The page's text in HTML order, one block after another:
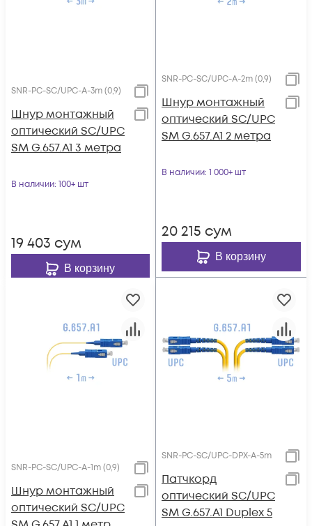
SNR-PC-SC/UPC-A-3m (0,9)
Шнур монтажный
оптический SC/UPC
SM G.657.A1 3 метра
В наличии: 100+ шт
19 403 сум
В корзину
SNR-PC-SC/UPC-A-2m (0,9)
Шнур монтажный
оптический SC/UPC
SM G.657.A1 2 метра
В наличии: 1 000+ шт
20 215 сум
В корзину
SNR-PC-SC/UPC-A-1m (0,9)
Шнур монтажный
оптический SC/UPC
SNR-PC-SC/UPC-DPX-A-5m
Патчкорд
оптический SC/UPC
SM G.657.A1 Duplex 5